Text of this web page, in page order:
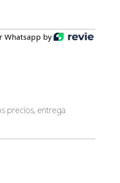
Whatsapp by
precios, entrega